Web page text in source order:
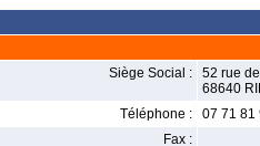
Siège Social :
52 rue
68640
Téléphone :
07 71 81
Fax :